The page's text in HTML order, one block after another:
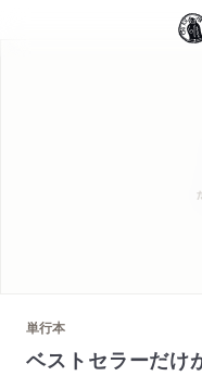
単行本
ベストセラーだけ